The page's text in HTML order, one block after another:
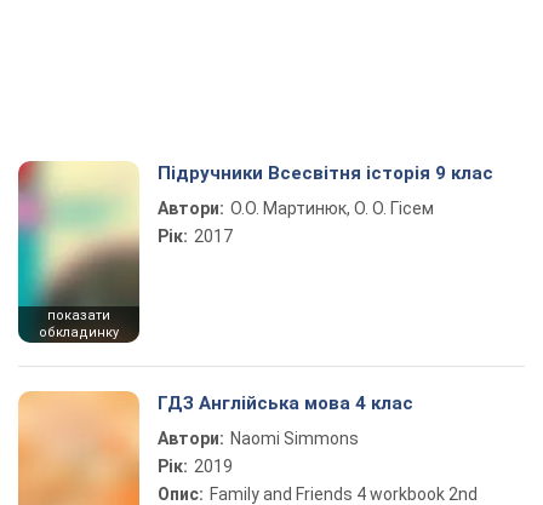
показати
обкладинку
Підручники Всесвітня історія 9 клас
Автори: О.О. Мартинюк, О. О. Гісем
Рік: 2017
ГДЗ Англійська мова 4 клас
Автори: Naomi Simmons
Рік: 2019
Опис: Family and Friends 4 workbook 2nd